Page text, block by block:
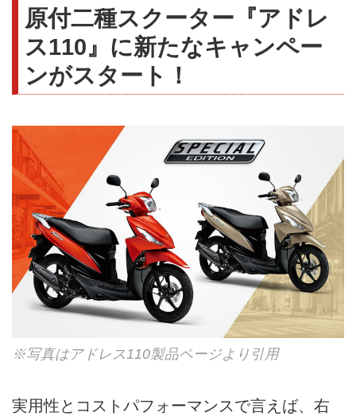
原付二種スクーター『アドレ
ス110』に新たなキャンペー
ンがスタート！
※写真はアドレス110製品ページより引用
実用性とコストパフォーマンスで言えば、右